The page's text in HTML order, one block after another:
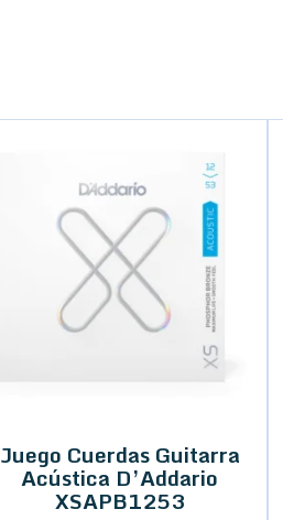
Juego Cuerdas Guitarra
Acústica D’Addario
XSAPB1253